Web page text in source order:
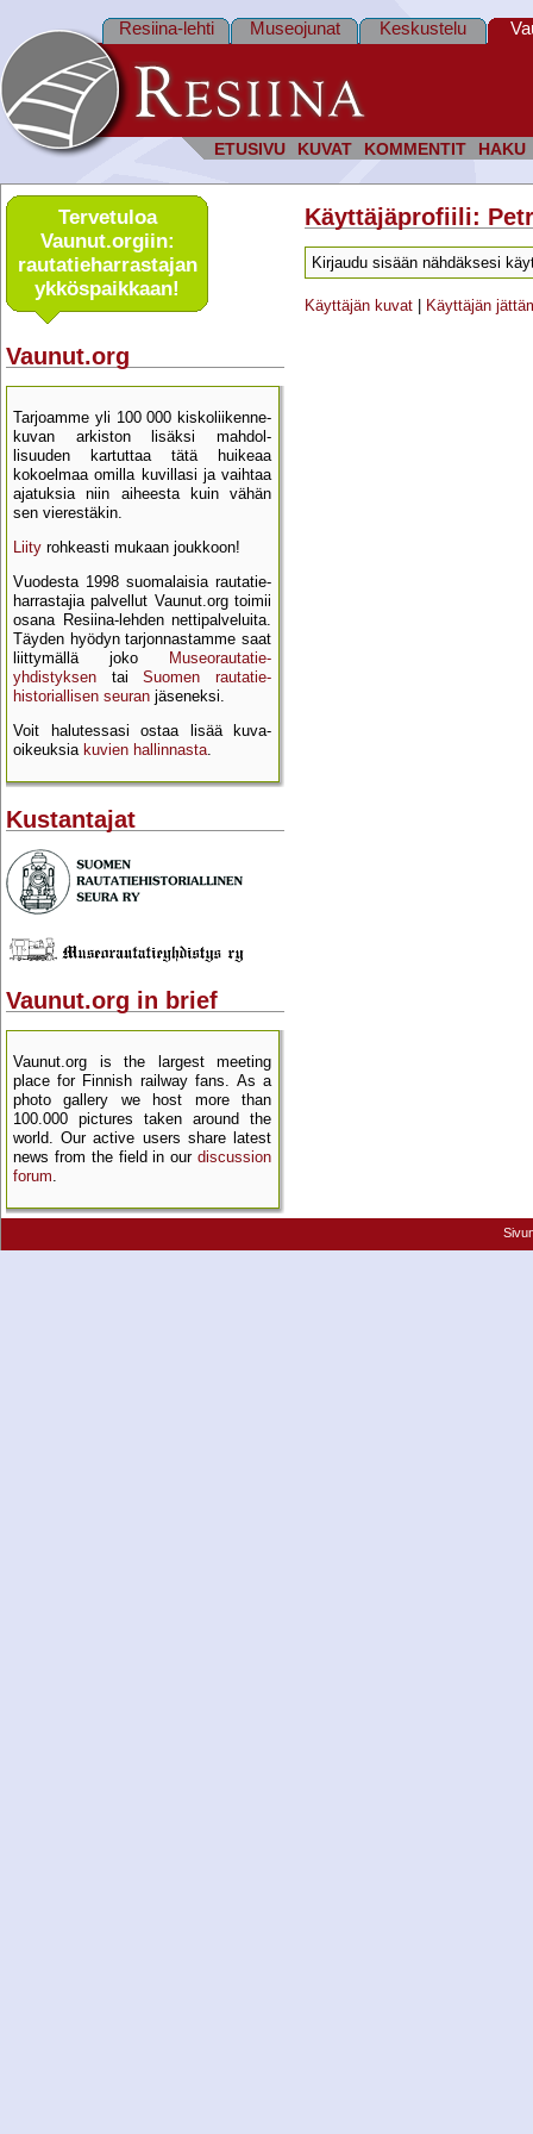
ETUSIVU KUVAT KOMMENTIT HAKU
Resiina-lehti Museojunat Keskustelu
Tervetuloa
Vaunut.orgiin:
rautatie­harrastajan
ykkös­paikkaan!
Vaunut.org
Tarjoamme yli 100 000 kisko­liikenne­
kuvan arkiston lisäksi mahdol­
lisuuden kartu­ttaa tätä huikeaa
kokoelmaa omilla kuvillasi ja vaihtaa
ajatuksia niin aiheesta kuin vähän
sen vierestäkin.
Liity rohkeasti mukaan joukkoon!
Vuodesta 1998 suomalaisia rautatie­
harrastajia palvellut Vaunut.org toimii
osana Resiina-lehden netti­palveluita.
Täyden hyödyn tarjon­nastamme saat
liittymällä joko
Museo­rautatie­
yhdistyksen tai Suomen rautatie­
historial­lisen seuran jäseneksi.
Voit halutessasi ostaa lisää kuva­
oikeuksia kuvien hallinnasta.
Kustantajat
Vaunut.org in brief
Vaunut.org is the largest meeting
place for Finnish railway fans. As a
photo gallery we host more than
100.000 pictures taken around the
world. Our active users share latest
news from the field in our discussion
forum
Käyttäjäprofiili:
Kirjaudu sisään nähdäksesi
Käyttäjän kuvat Käyttäjän